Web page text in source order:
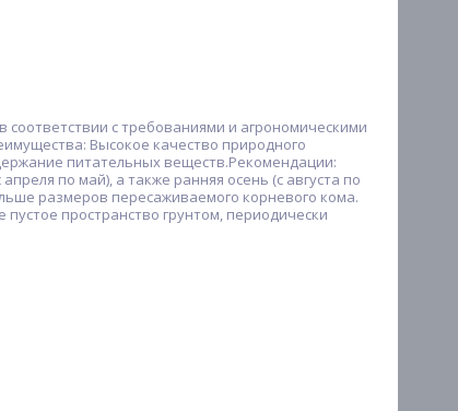
с требованиями и агрономическими
Высокое качество природного
питательных веществ.Рекомендации:
по май), а также ранняя осень (с августа по
размеров пересаживаемого корневого кома.
пространство грунтом, периодически